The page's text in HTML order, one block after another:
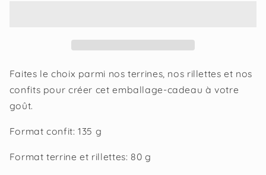
et
1
confit
et
1
confit
Faites le choix parmi nos terrines, nos rillettes et nos
confits pour créer cet emballage-cadeau à votre
goût.
Format confit: 135 g
Format terrine et rillettes: 80 g